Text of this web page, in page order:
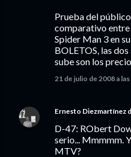
Prueba del
comparativo
Spider Man 3 en
BOLETOS, las
sube son los
21 de julio de 2008 a las
Ernesto Diezmartínez
D-47: RObert
serio... Mmmmm.
MTV?